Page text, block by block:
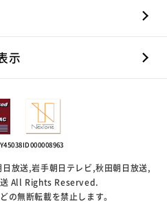
示
ID000008963
放送,岩手朝日テレビ,秋田朝日放送,
All Rights Reserved.
の無断転載を禁止します。